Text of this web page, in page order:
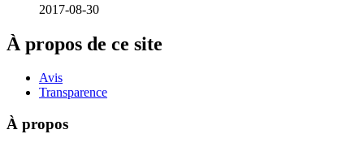
2017-08-30
À propos de ce site
Avis
Transparence
À propos